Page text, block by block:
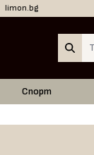
limon.bg
Спорт